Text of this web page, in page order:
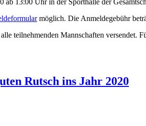
möglich. Die Anmeldegebühr
teilnehmenden Mannschaften versendet.
Rutsch ins Jahr 2020